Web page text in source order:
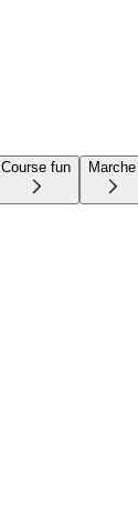
Course fun Marche